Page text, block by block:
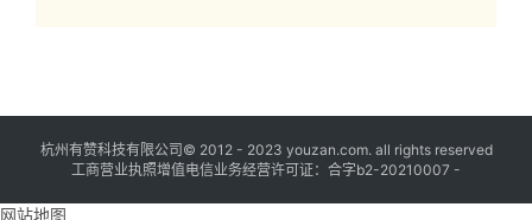
杭州有赞科技有限公司© 2012 - 2023 youzan.com. all rights reserved
工商营业执照增值电信业务经营许可证：合字b2-20210007 -
网站地图